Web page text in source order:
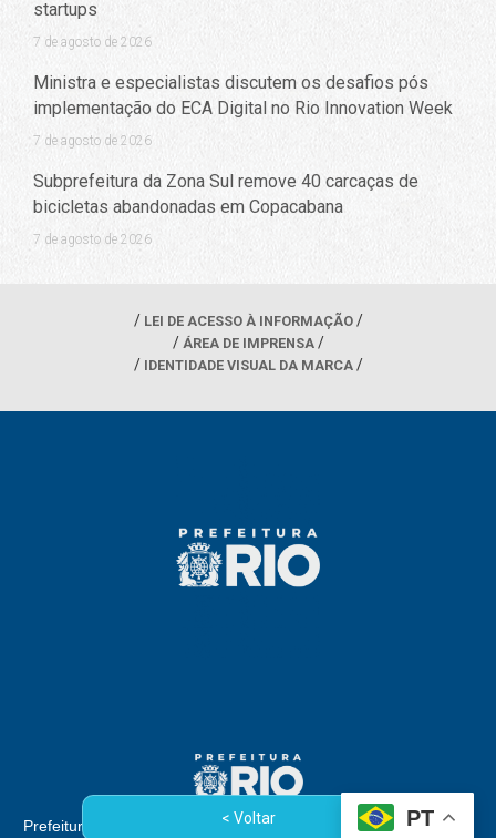
startups
7 de agosto de 2026
Ministra e especialistas discutem os desafios pós
implementação do ECA Digital no Rio Innovation Week
7 de agosto de 2026
Subprefeitura da Zona Sul remove 40 carcaças de
bicicletas abandonadas em Copacabana
7 de agosto de 2026
< Voltar
LEI DE ACESSO À INFORMAÇÃO
ÁREA DE IMPRENSA
IDENTIDADE VISUAL DA MARCA
Prefeitura da Cidade do Rio de Janeiro - Rua Afonso Cavalcanti,
PT